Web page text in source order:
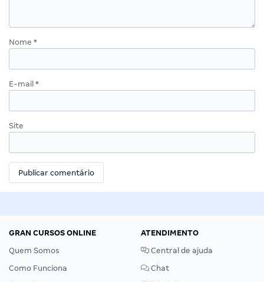
Nome *
E-mail *
Site
GRAN CURSOS ONLINE
Quem Somos
Como Funciona
ATENDIMENTO
Central de ajuda
Chat